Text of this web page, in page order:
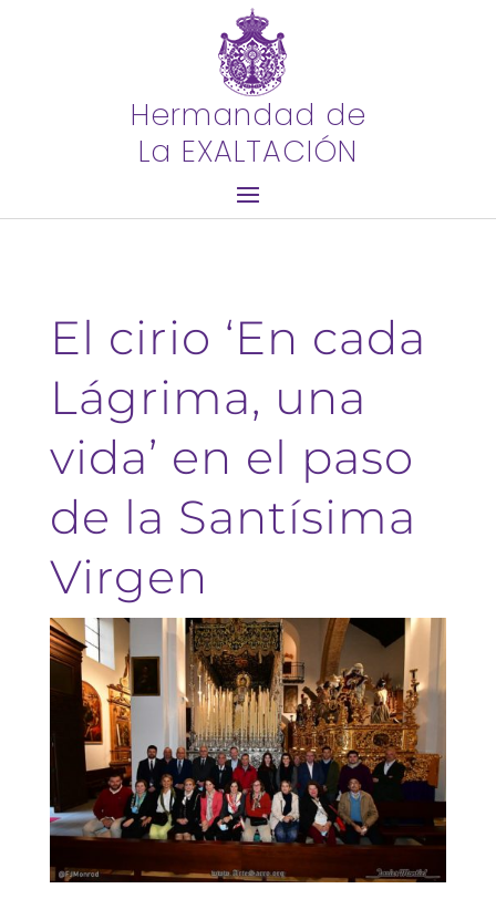
Hermandad de
La EXALTACIÓN
El cirio ‘En cada
Lágrima, una
vida’ en el paso
de la Santísima
Virgen